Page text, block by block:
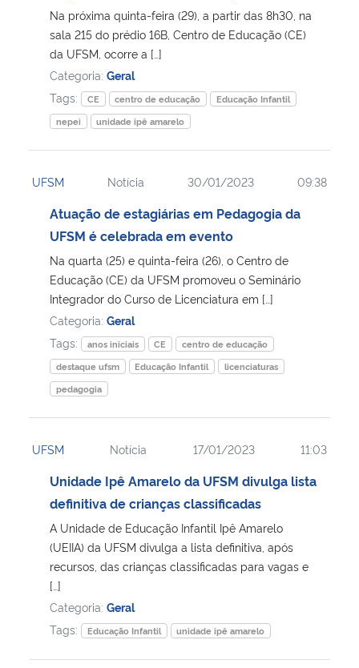
Na próxima quinta-feira (29), a partir das 8h30, na
sala 215 do prédio 16B, Centro de Educação (CE)
da UFSM, ocorre a […]
Categoria: Geral
Tags:
CE centro de educação
Educação Infantil
nepei
unidade ipê amarelo
UFSM Notícia 30/01/2023 09:38
Atuação de estagiárias em Pedagogia da
UFSM é celebrada em evento
Na quarta (25) e quinta-feira (26), o Centro de
Educação (CE) da UFSM promoveu o Seminário
Integrador do Curso de Licenciatura em […]
Categoria: Geral
Tags:
anos iniciais CE
centro de educação
destaque ufsm
Educação Infantil
licenciaturas
pedagogia
UFSM Notícia 17/01/2023 11:03
Unidade Ipê Amarelo da UFSM divulga lista
definitiva de crianças classificadas
A Unidade de Educação Infantil Ipê Amarelo
(UEIIA) da UFSM divulga a lista definitiva, após
recursos, das crianças classificadas para vagas e
[…]
Categoria: Geral
Tags:
Educação Infantil unidade ipê amarelo